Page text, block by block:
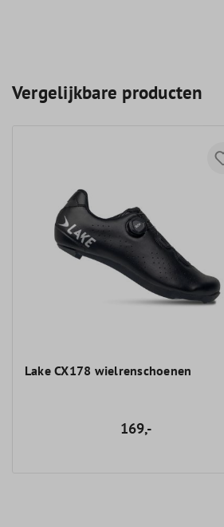
Vergelijkbare producten
Lake CX178 wielrenschoenen
169,-